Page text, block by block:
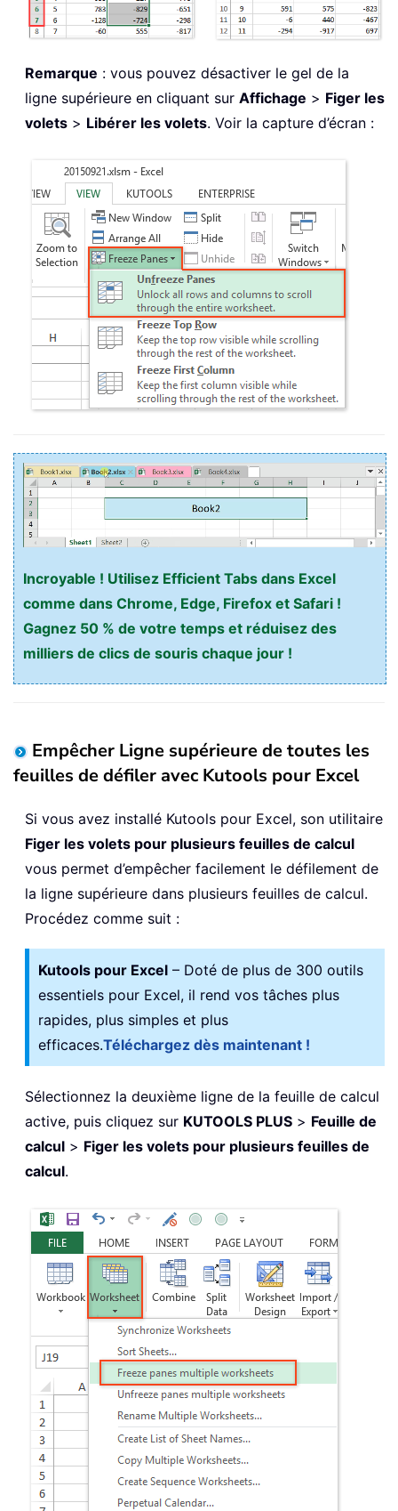
Remarque : vous pouvez désactiver le gel de la
ligne supérieure en cliquant sur Affichage > Figer les
volets > Libérer les volets. Voir la capture d’écran :
Incroyable ! Utilisez Efficient Tabs dans Excel
comme dans Chrome, Edge, Firefox et Safari !
Gagnez 50 % de votre temps et réduisez des
milliers de clics de souris chaque jour !
Empêcher Ligne supérieure de toutes les
feuilles de défiler avec Kutools pour Excel
Si vous avez installé Kutools pour Excel, son utilitaire
Figer les volets pour plusieurs feuilles de calcul
vous permet d’empêcher facilement le défilement de
la ligne supérieure dans plusieurs feuilles de calcul.
Procédez comme suit :
Kutools pour Excel – Doté de plus de 300 outils
essentiels pour Excel, il rend vos tâches plus
rapides, plus simples et plus
efficaces.Téléchargez dès maintenant !
Sélectionnez la deuxième ligne de la feuille de calcul
active, puis cliquez sur KUTOOLS PLUS > Feuille de
calcul > Figer les volets pour plusieurs feuilles de
calcul.